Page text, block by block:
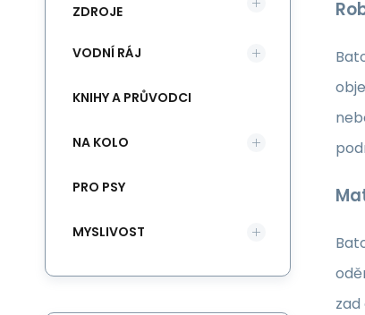
ZDROJE
VODNÍ RÁJ
KNIHY A PRŮVODCI
NA KOLO
PRO PSY
MYSLIVOST